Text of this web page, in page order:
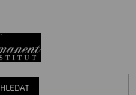
HLEDAT